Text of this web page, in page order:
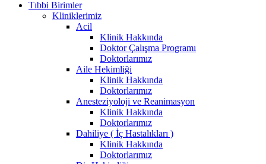
Tıbbi Birimler
Kliniklerimiz
Acil
Klinik Hakkında
Doktor Çalışma Programı
Doktorlarımız
Aile Hekimliği
Klinik Hakkında
Doktorlarımız
Anesteziyoloji ve Reanimasyon
Klinik Hakkında
Doktorlarımız
Dahiliye ( İç Hastalıkları )
Klinik Hakkında
Doktorlarımız